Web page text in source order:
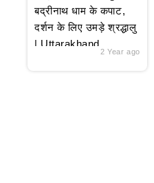
बद्रीनाथ धाम के कपाट,
दर्शन के लिए उमड़े श्रद्धालु
| Uttarakhand
2 Year ago